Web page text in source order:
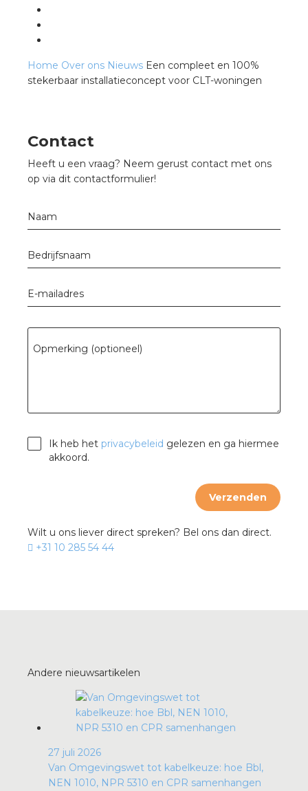
Home Over ons Nieuws Een compleet en 100%
stekerbaar installatieconcept voor CLT-woningen
Contact
Heeft u een vraag? Neem gerust contact met ons
op via dit contactformulier!
Naam
Bedrijfsnaam
E-mailadres
Opmerking (optioneel)
Ik heb het privacybeleid gelezen en ga hiermee
akkoord.
Verzenden
Wilt u ons liever direct spreken? Bel ons dan direct.
+31 10 285 54 44
Andere nieuwsartikelen
27 juli 2026
Van Omgevingswet tot kabelkeuze: hoe Bbl,
NEN 1010, NPR 5310 en CPR samenhangen